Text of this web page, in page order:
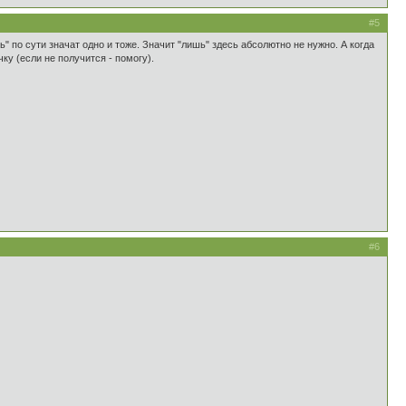
#5
сути значат одно и тоже. Значит "лишь" здесь абсолютно не нужно. А когда
(если не получится - помогу).
#6